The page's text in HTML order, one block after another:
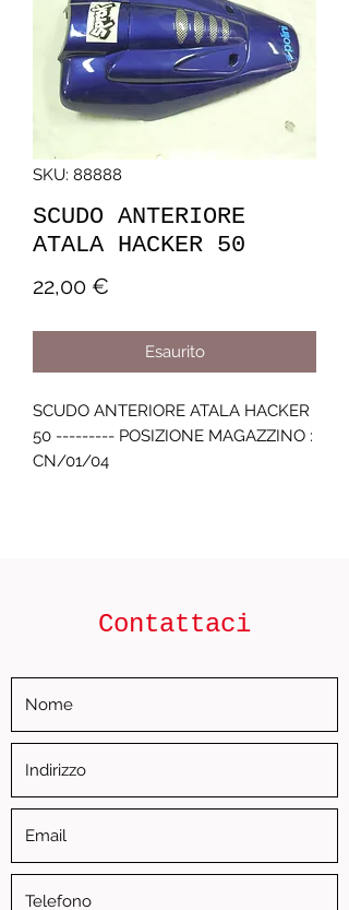
SKU: 88888
SCUDO ANTERIORE
ATALA HACKER 50
22,00 €
Esaurito
SCUDO ANTERIORE ATALA HACKER
50 --------- POSIZIONE MAGAZZINO :
CN/01/04
Contattaci